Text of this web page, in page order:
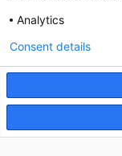
cgtcatalunya
Analytics
Consent details